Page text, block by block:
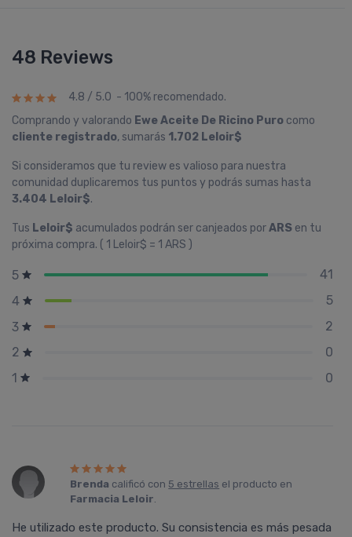
48 Reviews
4.8 / 5.0 - 100% recomendado.
Comprando y valorando Ewe Aceite De Ricino Puro como
cliente registrado, sumarás 1.702 Leloir$
Si consideramos que tu review es valioso para nuestra
comunidad duplicaremos tus puntos y podrás sumas hasta
3.404 Leloir$.
Tus Leloir$ acumulados podrán ser canjeados porARS en tu
próxima compra. ( 1 Leloir$ = 1 ARS )
5
41
4
5
3
2
2
0
1
0
Brenda calificó con 5 estrellas el producto en
Farmacia Leloir.
He utilizado este producto. Su consistencia es más pesada